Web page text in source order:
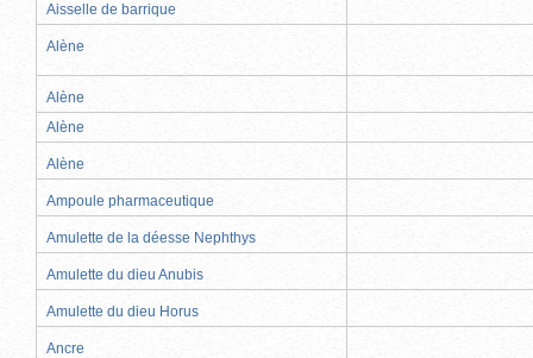
Aisselle de barrique
Alène
Alène
Alène
Alène
Ampoule pharmaceutique
Amulette de la déesse Nephthys
Amulette du dieu Anubis
Amulette du dieu Horus
Ancre